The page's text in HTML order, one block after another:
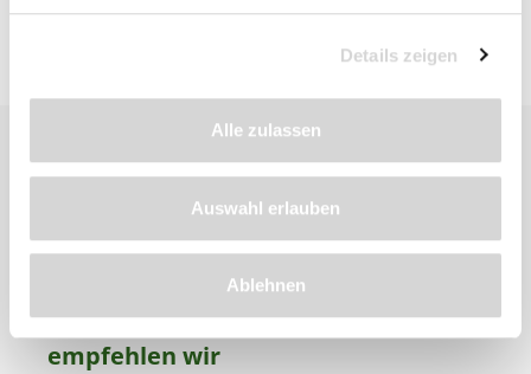
Details zeigen
Alle zulassen
Auswahl erlauben
Ablehnen
Produkt
empfehlen wir